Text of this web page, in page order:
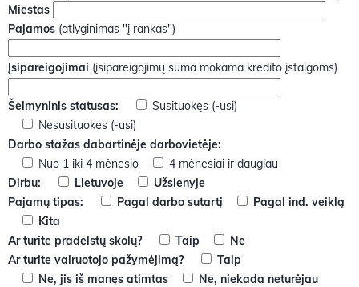
Miestas
Pajamos (atlyginimas "į rankas")
Įsipareigojimai (įsipareigojimų suma mokama kredito įstaigoms)
Šeimyninis statusas:
Susituokęs (-usi)
Nesusituokęs (-usi)
Darbo stažas dabartinėje darbovietėje:
Nuo 1 iki 4 mėnesio
4 mėnesiai ir daugiau
Dirbu:
Lietuvoje
Užsienyje
Pajamų tipas:
Pagal darbo sutartį
Pagal ind. veiklą
Kita
Ar turite pradelstų skolų?
Taip
Ne
Ar turite vairuotojo pažymėjimą?
Taip
Ne, jis iš manęs atimtas
Ne, niekada neturėjau